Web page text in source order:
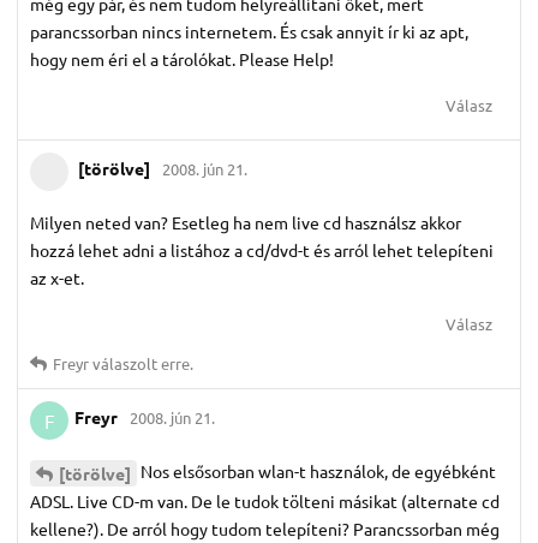
parancssorban nincs internetem. És csak annyit ír ki az apt,
hogy nem éri el a tárolókat. Please Help!
Válasz
[törölve] 2008. jún 21.
Milyen neted van? Esetleg ha nem live cd használsz akkor
hozzá lehet adni a listához a cd/dvd-t és arról lehet telepíteni
az x-et.
Válasz
Freyrválaszolt erre.
F Freyr 2008. jún 21.
[törölve] Nos elsősorban wlan-t használok, de egyébként
ADSL. Live CD-m van. De le tudok tölteni másikat (alternate cd
kellene?). De arról hogy tudom telepíteni? Parancssorban még